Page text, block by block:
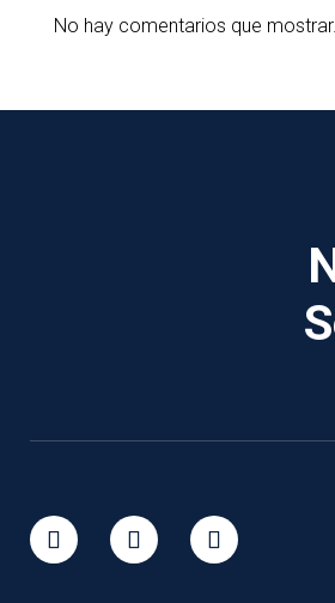
No hay comentarios que mostrar.